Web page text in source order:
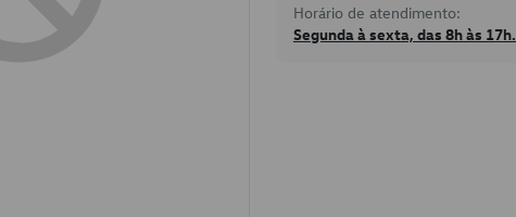
Horário de atendimento:
Segunda à sexta, das 8h às 17h.